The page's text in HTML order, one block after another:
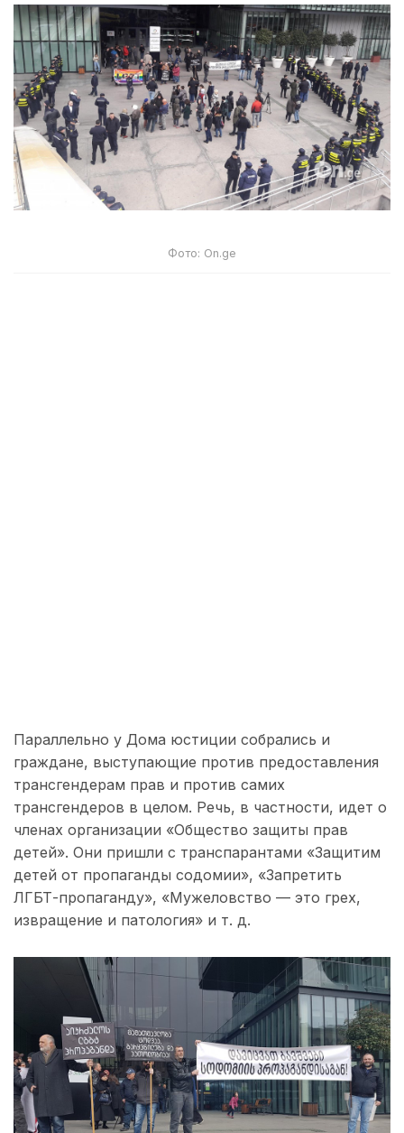
Фото: On.ge
Параллельно у Дома юстиции собрались и
граждане, выступающие против предоставления
трансгендерам прав и против самих
трансгендеров в целом. Речь, в частности, идет о
членах организации «Общество защиты прав
детей». Они пришли с транспарантами «Защитим
детей от пропаганды содомии», «Запретить
ЛГБТ-пропаганду», «Мужеловство — это грех,
извращение и патология» и т. д.